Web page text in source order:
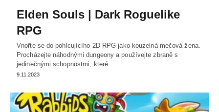
Elden Souls | Dark Roguelike
RPG
Vnořte se do pohlcujícího 2D RPG jako kouzelná mečová žena.
Procházejte náhodnými dungeony a používejte zbraně s
jedinečnými schopnostmi, které…
9.11.2023